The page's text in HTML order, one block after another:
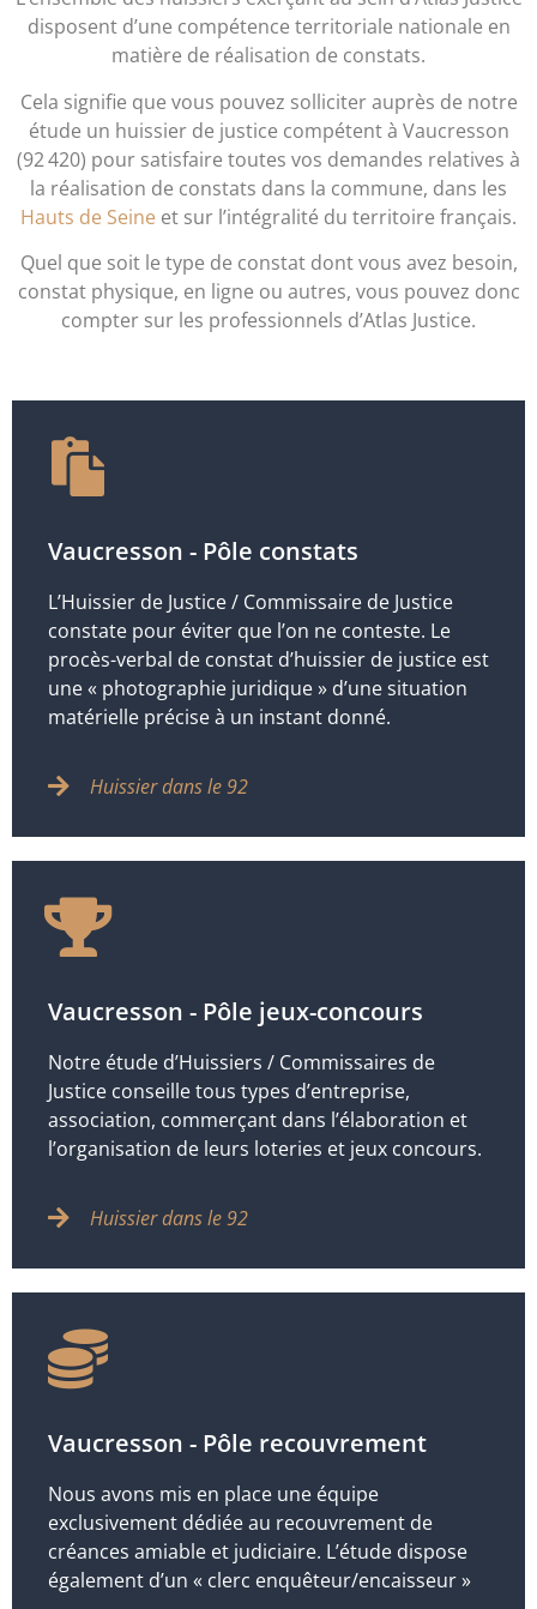
disposent d’une compétence territoriale nationale en
matière de réalisation de constats.
Cela signifie que vous pouvez solliciter auprès de notre
étude un huissier de justice compétent à Vaucresson
(92 420) pour satisfaire toutes vos demandes relatives à
la réalisation de constats dans la commune, dans les
Hauts de Seine et sur l’intégralité du territoire français.
Quel que soit le type de constat dont vous avez besoin,
constat physique, en ligne ou autres, vous pouvez donc
compter sur les professionnels d’Atlas Justice.
Vaucresson - Pôle constats
L’Huissier de Justice / Commissaire de Justice
constate pour éviter que l’on ne conteste. Le
procès-verbal de constat d’huissier de justice est
une « photographie juridique » d’une situation
matérielle précise à un instant donné.
Huissier dans le 92
Vaucresson - Pôle jeux-concours
Notre étude d’Huissiers / Commissaires de
Justice conseille tous types d’entreprise,
association, commerçant dans l’élaboration et
l’organisation de leurs loteries et jeux concours.
Huissier dans le 92
Vaucresson - Pôle recouvrement
Nous avons mis en place une équipe
exclusivement dédiée au recouvrement de
créances amiable et judiciaire. L’étude dispose
également d’un « clerc enquêteur/encaisseur »